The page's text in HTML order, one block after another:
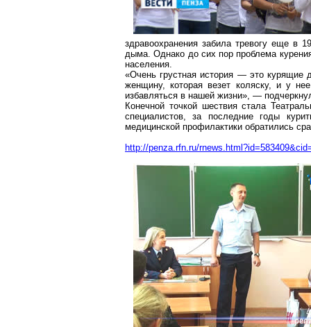
здравоохранения забила тревогу еще в
дыма. Однако до сих пор проблема
населения.
«Очень грустная история — это
женщину, которая везет коляску, и у
избавляться в нашей жизни», —
Конечной точкой шествия стала
специалистов, за последние годы
медицинской профилактики обратились
http://penza.rfn.ru/